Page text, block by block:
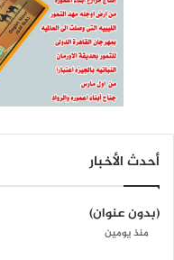
أحدث الأخبار
(بدون عنوان)
منذ يومين